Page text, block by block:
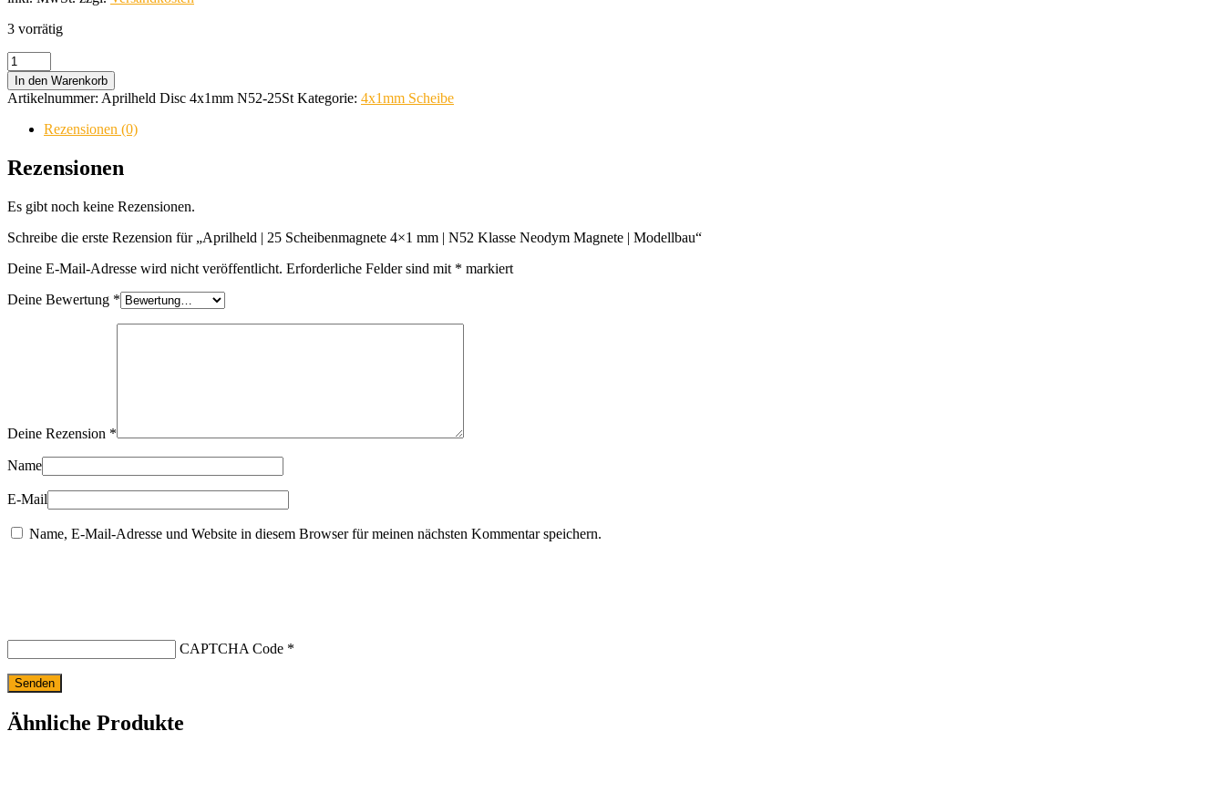
3 vorrätig
Aprilheld
|
25
Scheibenmagnete
|
N52
Neodym
|
Menge
In den Warenkorb
Artikelnummer: Aprilheld Disc 4x1mm N52-25St Kategorie: 4x1mm Scheibe
Rezensionen (0)
Rezensionen
Es gibt noch keine Rezensionen.
Schreibe die erste Rezension für „Aprilheld | 25 Scheibenmagnete 4×1 mm | N52 Klasse Neodym Magnete | Modellbau“
Deine E-Mail-Adresse wird nicht veröffentlicht. Erforderliche Felder sind mit * markiert
Deine Bewertung *
Deine Rezension *
Name
E-Mail
Name, E-Mail-Adresse und Website in diesem Browser für meinen nächsten Kommentar speichern.
CAPTCHA Code *
Ähnliche Produkte